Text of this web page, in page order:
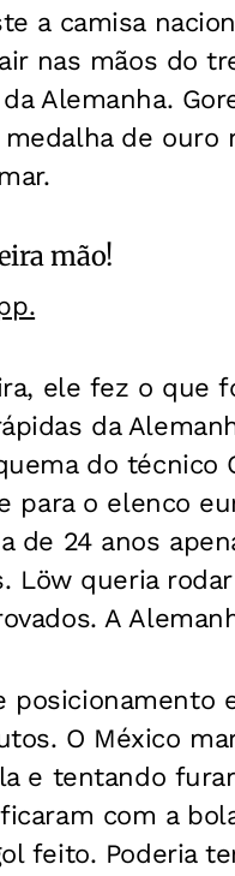
a camisa
nas mãos do
Alemanha.
de ouro
mão!
ele fez o que
da
do técnico
para o elenco
de 24 anos
Löw queria
A
posicionamento
O México
e tentando
com a
feito. Poderia